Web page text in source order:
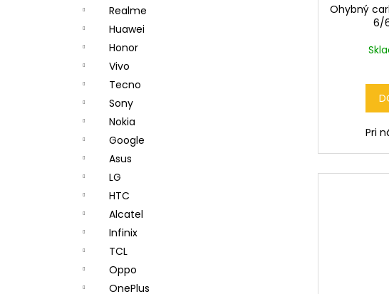
Realme
Huawei
Honor
Vivo
Tecno
Sony
Nokia
Google
Asus
LG
HTC
Alcatel
Infinix
TCL
Oppo
OnePlus
Ohybný
6/
Pri